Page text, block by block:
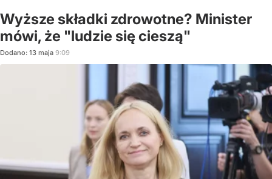
Wyższe składki zdrowotne? Minister
mówi, że "ludzie się cieszą"
Dodano: 13 maja 9:09